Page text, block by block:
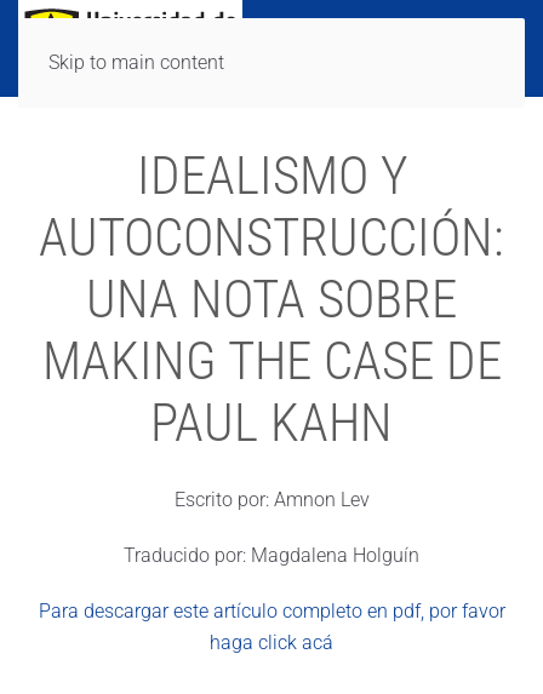
Skip to main content
IDEALISMO Y
AUTOCONSTRUCCIÓN:
UNA NOTA SOBRE
MAKING THE CASE DE
PAUL KAHN
Escrito por: Amnon Lev
Traducido por: Magdalena Holguín
Para descargar este artículo completo en pdf, por favor
haga click acá